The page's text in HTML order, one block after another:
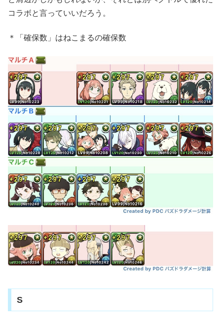
コラボと言っていいだろう。
＊「確保数」はねこまるの確保数
S